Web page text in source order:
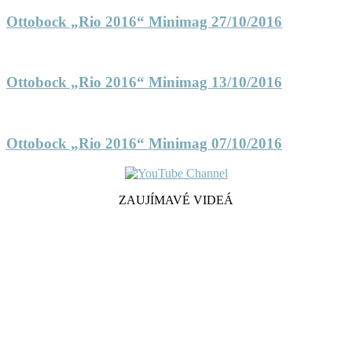
Ottobock „Rio 2016“ Minimag 27/10/2016
Ottobock „Rio 2016“ Minimag 13/10/2016
Ottobock „Rio 2016“ Minimag 07/10/2016
ZAUJÍMAVÉ VIDEÁ